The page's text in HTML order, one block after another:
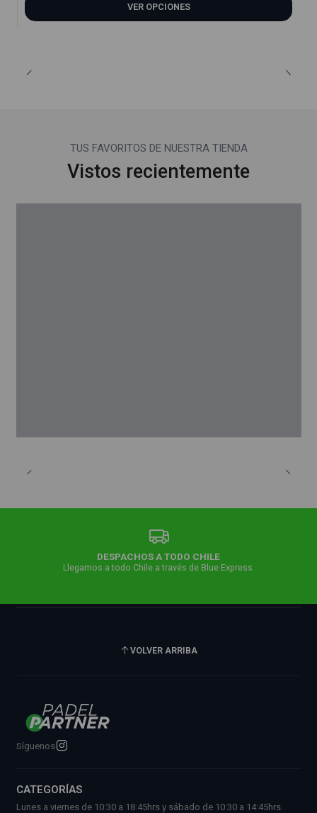
VER OPCIONES
TUS FAVORITOS DE NUESTRA TIENDA
Vistos recientemente
DESPACHOS A TODO CHILE
Llegamos a todo Chile a través de Blue Express.
VOLVER ARRIBA
Síguenos
CATEGORÍAS
Lunes a viernes de 10:30 a 18:45hrs y sábado de 10:30 a 14:45hrs.